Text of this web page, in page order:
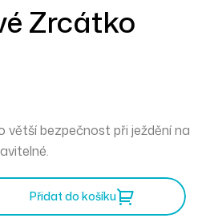
Zrcátko
bezpečnost při ježdění na
Přidat do košíku